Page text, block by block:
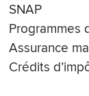
SNAP
Programmes
Assurance
Crédits